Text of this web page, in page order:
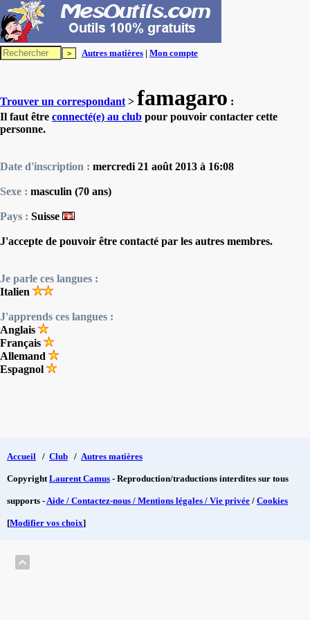
Autres matières | Mon compte
Trouver un correspondant > famagaro :
Il faut être connecté(e) au club pour pouvoir contacter cette
personne.
Date d'inscription : mercredi 21 août 2013 à 16:08
Sexe : masculin (70 ans)
Pays : Suisse
J'accepte de pouvoir être contacté par les autres membres.
Je parle ces langues :
Italien
J'apprends ces langues :
Anglais
Français
Allemand
Espagnol
Accueil / Club / Autres matières
CopyrightLaurent Camus - Reproduction/traductions interdites sur tous
supports -Aide / Contactez-nous / Mentions légales / Vie privée / Cookies
[Modifier vos choix]